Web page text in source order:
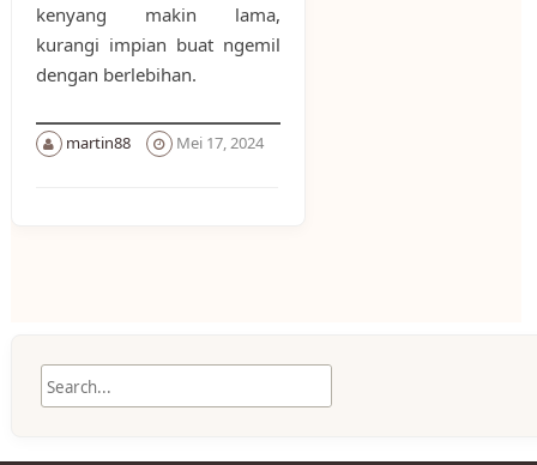
kenyang makin lama,
kurangi impian buat ngemil
dengan berlebihan.
martin88 Mei 17, 2024